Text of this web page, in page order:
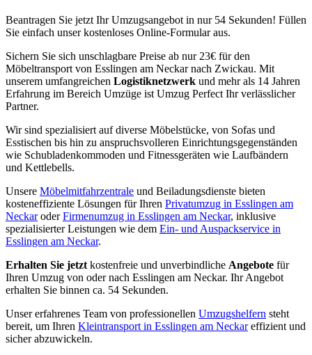
Beantragen Sie jetzt Ihr Umzugsangebot in nur 54 Sekunden! Füllen
Sie einfach unser kostenloses Online-Formular aus.
Sichern Sie sich unschlagbare Preise ab nur 23€ für den
Möbeltransport von Esslingen am Neckar nach Zwickau. Mit
unserem umfangreichen Logistiknetzwerk und mehr als 14 Jahren
Erfahrung im Bereich Umzüge ist Umzug Perfect Ihr verlässlicher
Partner.
Wir sind spezialisiert auf diverse Möbelstücke, von Sofas und
Esstischen bis hin zu anspruchsvolleren Einrichtungsgegenständen
wie Schubladenkommoden und Fitnessgeräten wie Laufbändern
und Kettlebells.
Unsere Möbelmitfahrzentrale und Beiladungsdienste bieten
kosteneffiziente Lösungen für Ihren Privatumzug in Esslingen am
NeckaroderFirmenumzug in Esslingen am Neckar, inklusive
spezialisierter Leistungen wie dem Ein- und Auspackservice in
Esslingen am Neckar.
Erhalten Sie jetzt kostenfreie und unverbindliche Angebote für
Ihren Umzug von oder nach Esslingen am Neckar. Ihr Angebot
erhalten Sie binnen ca. 54 Sekunden.
Unser erfahrenes Team von professionellen Umzugshelfern steht
bereit, um Ihren Kleintransport in Esslingen am Neckareffizient und
sicher abzuwickeln.